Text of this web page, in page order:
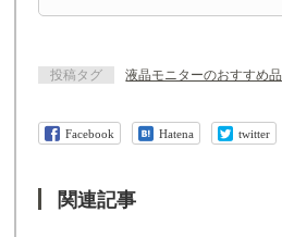
投稿タグ 液晶モニターのおすすめ品
Facebook Hatena twitter
関連記事